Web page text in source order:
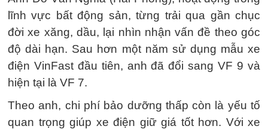
lĩnh vực bất động sản, từng trải qua gần chục
đời xe xăng, dầu, lại nhìn nhận vấn đề theo góc
độ dài hạn. Sau hơn một năm sử dụng mẫu xe
điện VinFast đầu tiên, anh đã đổi sang VF 9 và
hiện tại là VF 7.
Theo anh, chi phí bảo dưỡng thấp còn là yếu tố
quan trọng giúp xe điện giữ giá tốt hơn. Với xe